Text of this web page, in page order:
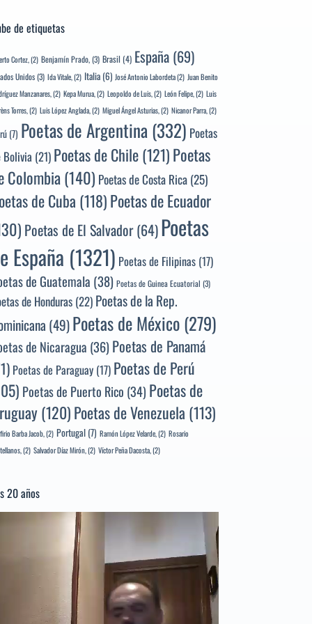
de etiquetas
Cortez,(2) Benjamín Prado,(3) Brasil (4) España (69)
Unidos(3) Ida Vitale,(2) Italia (6) José Antonio Labordeta(2) Juan Benito
Manzanares,(2) Kepa Murua,(2) Leopoldo de Luis,(2) León Felipe,(2) Luis
Torres,(2) Luis López Anglada,(2) Miguel Ángel Asturias,(2) Nicanor Parra,(2)
(7) Poetas de Argentina(332) Poetas
Bolivia(21) Poetas de Chile(121)Poetas
Colombia(140) Poetas de Costa Rica(25)
de Cuba (118)Poetas de Ecuador
Poetas de El Salvador(64)Poetas
España (1321) Poetas de Filipinas (17)
de Guatemala (38) Poetas de Guinea Ecuatorial (3)
de Honduras(22) Poetas de la Rep.
(49)Poetas de México(279)
de Nicaragua (36) Poetas de Panamá
Poetas de Paraguay (17) Poetas de Perú
Poetas de Puerto Rico (34) Poetas de
(120)Poetas de Venezuela (113)
Barba Jacob,(2) Portugal (7) Ramón López Velarde,(2) Rosario
(2) Salvador Díaz Mirón,(2) Víctor Peña Dacosta,(2)
20 años